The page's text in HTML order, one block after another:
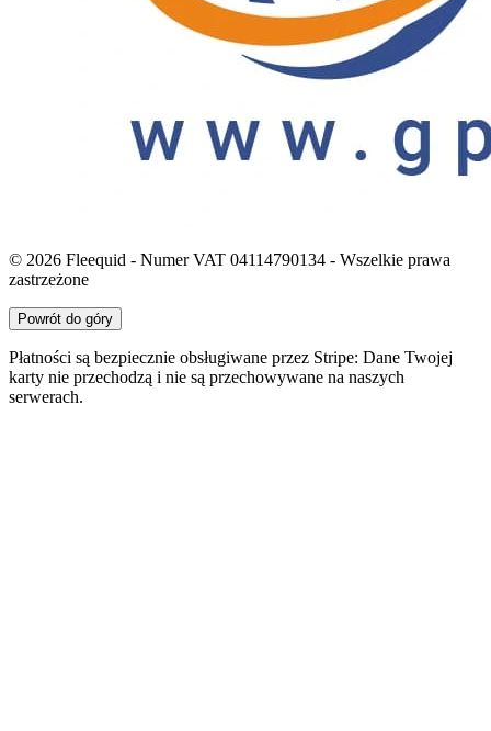
© 2026 Fleequid - Numer VAT 04114790134 - Wszelkie prawa
zastrzeżone
Powrót do góry
Płatności są bezpiecznie obsługiwane przez Stripe: Dane Twojej
karty nie przechodzą i nie są przechowywane na naszych
serwerach.